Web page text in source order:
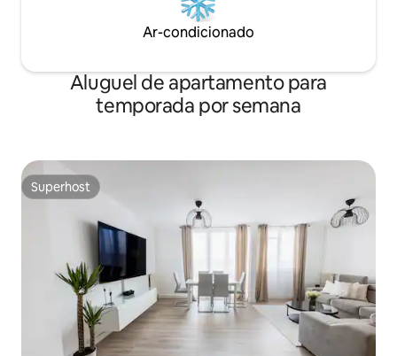
Ar-condicionado
Aluguel de apartamento para
temporada por semana
Superhost
Superhost